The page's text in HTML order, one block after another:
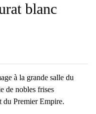
blanc
à la grande salle du
de nobles frises
du Premier Empire.